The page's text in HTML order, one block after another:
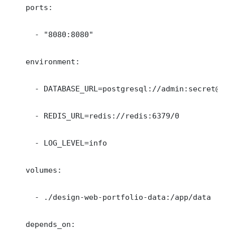
    ports:
      - "8080:8080"
    environment:
- DATABASE_URL=postgresql://
      - REDIS_URL=redis://redis:6379/0
      - LOG_LEVEL=info
    volumes:
      - ./design-web-portfolio-data:/app/data
    depends_on: